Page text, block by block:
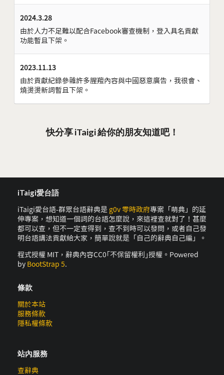
2024.3.28
由於人力不足難以配合Facebook審查機制，登入具名貢獻
功能暫且下架。
2023.11.13
由於貢獻紀錄參雜許多腥羶內容與中國惡意廣告，我很會、
燒燙燙新詞暫且下架。
快分享 iTaigi 給你的朋友知道吧！
iTaigi愛台語
iTaigi愛台語-群眾台語辭典是 g0v 零時政府專案「萌典」的延
伸專案，想知道一個詞的台語怎麼說，來這裡查就對了！甚麼
都可以查，但不一定查得到，查不到時可以發問，或者自己發
明台語講法貢獻給大家，簡單說就是「自己的辭典自己編」。
程式授權 MIT，辭典內容CC0｢不保留權利｣授權。Powered
by BootStrap 5.
條款
關於本站
服務條款
隱私權條款
站內服務
查辭典